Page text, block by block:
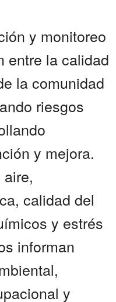
y monitoreo
entre la calidad
la comunidad
riesgos
y mejora.
calidad del
y estrés
informan
y